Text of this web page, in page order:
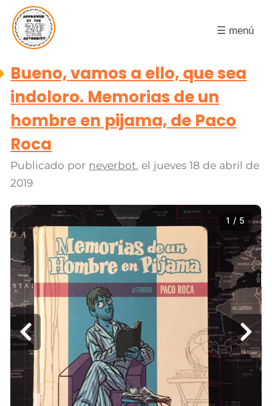
☰ menú
Bueno, vamos a ello, que sea
indoloro. Memorias de un
hombre en pijama, de Paco
Roca
Publicado por neverbot, el jueves 18 de abril de
2019
1 / 5